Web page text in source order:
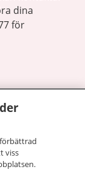
dina
för
viss